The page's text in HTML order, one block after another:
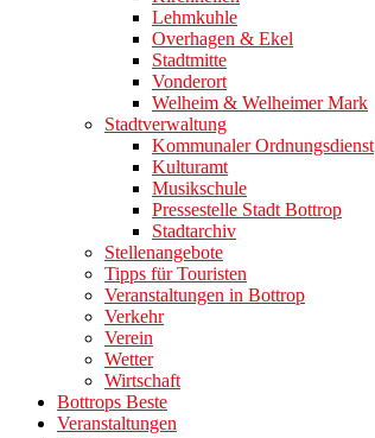
Lehmkuhle
Overhagen & Ekel
Stadtmitte
Vonderort
Welheim & Welheimer Mark
Stadtverwaltung
Kommunaler Ordnungsdienst
Kulturamt
Musikschule
Pressestelle Stadt Bottrop
Stadtarchiv
Stellenangebote
Tipps für Touristen
Veranstaltungen in Bottrop
Verkehr
Verein
Wetter
Wirtschaft
Bottrops Beste
Veranstaltungen